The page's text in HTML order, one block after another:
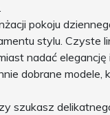
pokoju
stylu. Czyste
nadać elegancję
dobrane
szukasz